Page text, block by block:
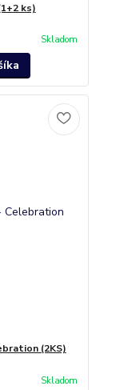
ks)
Skladom
(2KS)
Skladom